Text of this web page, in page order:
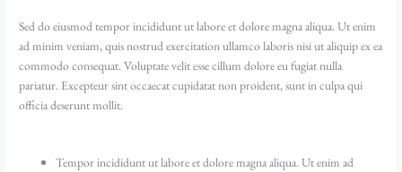
Sed do eiusmod tempor incididunt ut labore et dolore magna aliqua. Ut enim
ad minim veniam, quis nostrud exercitation ullamco laboris nisi ut aliquip ex ea
commodo consequat. Voluptate velit esse cillum dolore eu fugiat nulla
pariatur. Excepteur sint occaecat cupidatat non proident, sunt in culpa qui
officia deserunt mollit.
Tempor incididunt ut labore et dolore magna aliqua. Ut enim ad